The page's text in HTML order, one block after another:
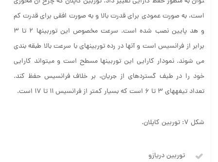
است، به صورت عمودی برای قدرت بالا و به صورت افقی برای قدرت کم
و هد پایین نصب شده است. سرعت مخصوص این توربین­ها 2 تا 3
برابر از فرانسیس است و آنها در رده توربین­های با سرعت بالا طبقه بندی
می شوند. نمودار کارایی این توربین­ها مسطح است و می­تواند کارایی
خود را در طیف گسترده­ای از جریان، بر خلاف فرانسیس حفظ کند.
تعداد تیغه­های 3 تا 6 است که بسیار کمتر از فرانسیس 11 تا 17 است.
شکل 7: توربین کاپلان.
توربین دریازو